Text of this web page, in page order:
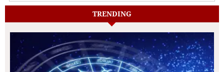
TRENDING